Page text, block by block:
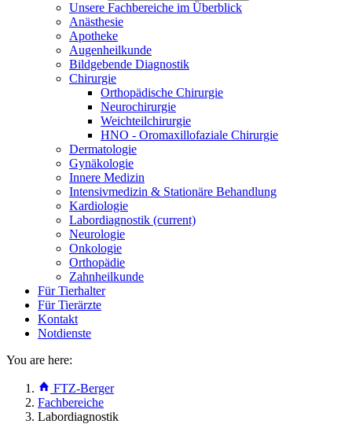
Unsere Fachbereiche im Überblick
Anästhesie
Apotheke
Augenheilkunde
Bildgebende Diagnostik
Chirurgie
Orthopädische Chirurgie
Neurochirurgie
Weichteilchirurgie
HNO - Oromaxillofaziale Chirurgie
Dermatologie
Gynäkologie
Innere Medizin
Intensivmedizin & Stationäre Behandlung
Kardiologie
Labordiagnostik (current)
Neurologie
Onkologie
Orthopädie
Zahnheilkunde
Für Tierhalter
Für Tierärzte
Kontakt
Notdienste
You are here:
FTZ-Berger
Fachbereiche
Labordiagnostik